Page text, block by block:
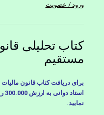
ورود / عضویت
کتاب تحلیلی
مستقیم
برای دریافت کتاب قانون
نمایید.